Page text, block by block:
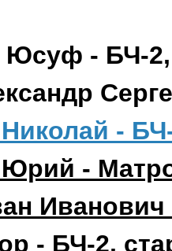
- БЧ-2,
-
-
- БЧ-2,